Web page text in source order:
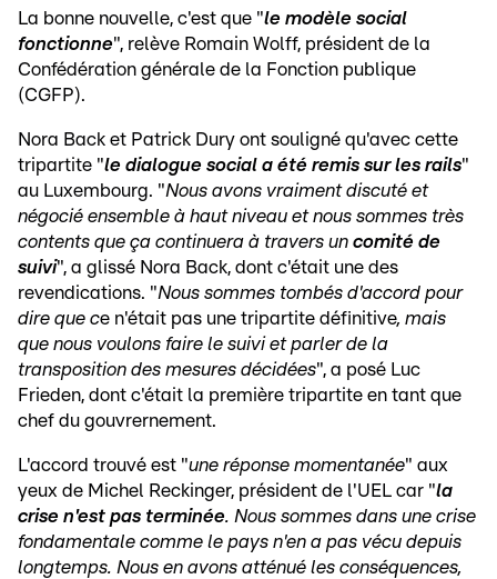
La bonne nouvelle, c'est que "le modèle social
fonctionne", relève Romain Wolff, président de la
Confédération générale de la Fonction publique
(CGFP).
Nora Back et Patrick Dury ont souligné qu'avec cette
tripartite "le dialogue social a été remis sur les rails"
au Luxembourg. "Nous avons vraiment discuté et
négocié ensemble à haut niveau et nous sommes très
contents que ça continuera à travers un comité de
suivi", a glissé Nora Back, dont c'était une des
revendications. "Nous sommes tombés d'accord pour
dire que ce n'était pas une tripartite définitive, mais
que nous voulons faire le suivi et parler de la
transposition des mesures décidées", a posé Luc
Frieden, dont c'était la première tripartite en tant que
chef du gouvrernement.
L'accord trouvé est "une réponse momentanée" aux
yeux de Michel Reckinger, président de l'UEL car "la
crise n'est pas terminée. Nous sommes dans une crise
fondamentale comme le pays n'en a pas vécu depuis
longtemps. Nous en avons atténué les conséquences,